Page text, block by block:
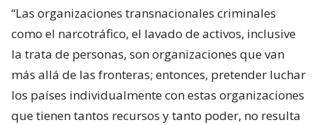
“Las organizaciones transnacionales criminales
como el narcotráfico, el lavado de activos, inclusive
la trata de personas, son organizaciones que van
más allá de las fronteras; entonces, pretender luchar
los países individualmente con estas organizaciones
que tienen tantos recursos y tanto poder, no resulta